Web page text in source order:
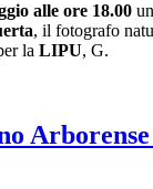
alle ore 18.00
, il fotografo
la LIPU, G.